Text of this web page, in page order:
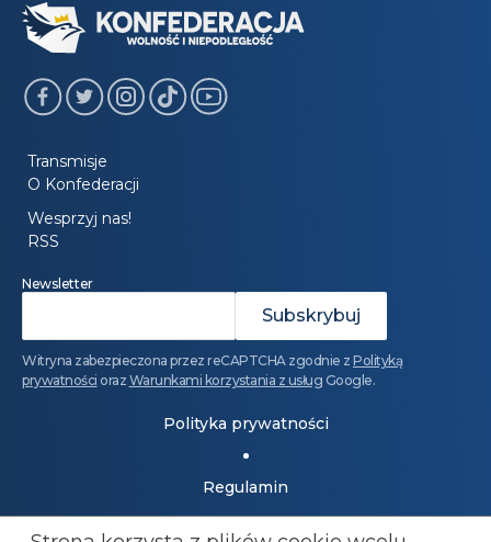
Transmisje
O Konfederacji
Wesprzyj nas!
RSS
Newsletter
Witryna zabezpieczona przez reCAPTCHA zgodnie z Polityką
prywatności oraz Warunkami korzystania z usług Google.
Polityka prywatności
Regulamin